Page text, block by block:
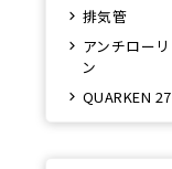
排気管
アンチロー
ン
QUARKEN